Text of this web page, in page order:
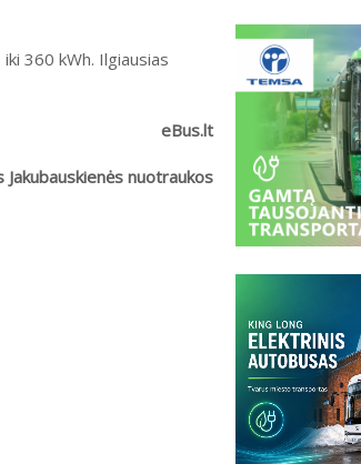
360 kWh. Ilgiausias
eBus.lt
Jakubauskienės nuotraukos